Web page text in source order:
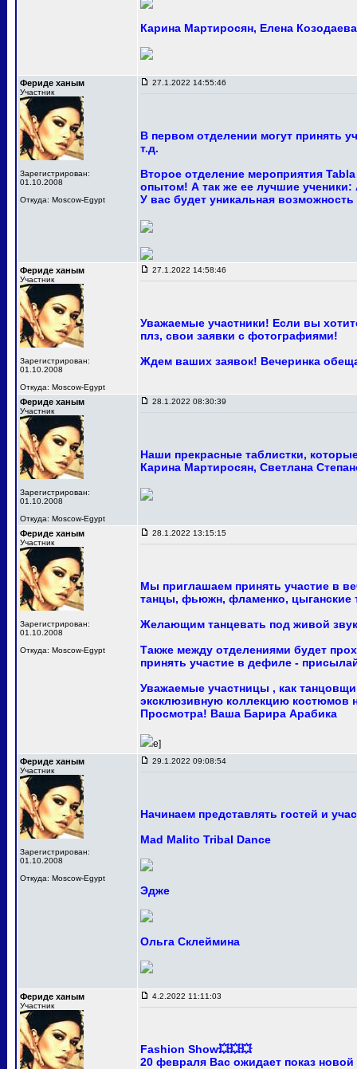
Карина Мартиросян, Елена
Фериде ханым
Участник
Зарегистрирован:
01.10.2008
Откуда: Moscow-Egypt
27.1.2022 14:55:46
В первом отделении могут принять
т.д.
Второе отделение мероприятия
опытом! А так же ее лучшие
У вас будет уникальная
Фериде ханым
Участник
Зарегистрирован:
01.10.2008
Откуда: Moscow-Egypt
27.1.2022 14:58:46
Уважаемые участники! Если вы
плз, свои заявки с фотографиями!
Ждем ваших заявок! Вечеринка
Фериде ханым
Участник
Зарегистрирован:
01.10.2008
Откуда: Moscow-Egypt
28.1.2022 08:30:39
Наши прекрасные таблистки,
Карина Мартиросян, Светлана
Фериде ханым
Участник
Зарегистрирован:
01.10.2008
Откуда: Moscow-Egypt
28.1.2022 13:15:15
Мы приглашаем принять участие в
танцы, фьюжн, фламенко, цыганские
Желающим танцевать под живой
Также между отделениями будет
принять участие в дефиле -
Уважаемые участницы , как
эксклюзивную коллекцию костюмов
Просмотра! Ваша Барира Арабика
e]
Фериде ханым
Участник
Зарегистрирован:
01.10.2008
Откуда: Moscow-Egypt
29.1.2022 09:08:54
Начинаем представлять гостей и
Mad Malito Tribal Dance
Эдже
Ольга Склеймина
Фериде ханым
Участник
4.2.2022 11:11:03
Fashion Show💥💥💥
20 февраля Вас ожидает показ